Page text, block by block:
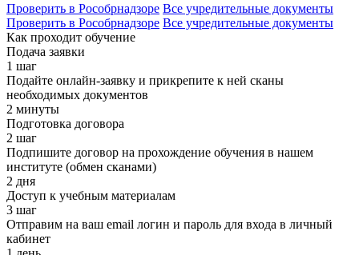
Проверить в Рособрнадзоре Все учредительные документы
Проверить в Рособрнадзоре Все учредительные документы
Как проходит обучение
Подача заявки
1 шаг
Подайте онлайн-заявку и прикрепите к ней сканы
необходимых документов
2 минуты
Подготовка договора
2 шаг
Подпишите договор на прохождение обучения в нашем
институте (обмен сканами)
2 дня
Доступ к учебным материалам
3 шаг
Отправим на ваш email логин и пароль для входа в личный
кабинет